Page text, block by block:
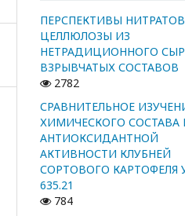
ПЕРСПЕКТИВЫ НИТРАТОВ
ЦЕЛЛЮЛОЗЫ ИЗ
НЕТРАДИЦИОННОГО
ВЗРЫВЧАТЫХ СОСТАВОВ
2782
СРАВНИТЕЛЬНОЕ
ХИМИЧЕСКОГО СОСТАВА
АНТИОКСИДАНТНОЙ
АКТИВНОСТИ КЛУБНЕЙ
СОРТОВОГО КАРТОФЕЛЯ
635.21
784